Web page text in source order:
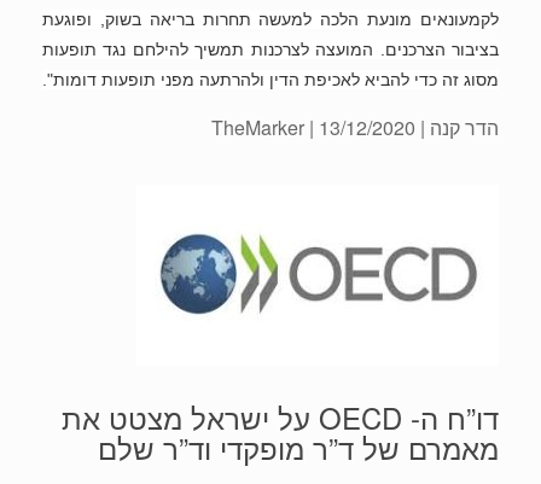
לקמעונאים מונעת הלכה למעשה תחרות בריאה בשוק, ופוגעת
בציבור הצרכנים. המועצה לצרכנות תמשיך להילחם נגד תופעות
מסוג זה כדי להביא לאכיפת הדין ולהרתעה מפני תופעות דומות".
הדר קנה | 13/12/2020 | TheMarker
דו”ח ה- OECD על ישראל מצטט את
מאמרם של ד”ר מופקדי וד”ר שלם